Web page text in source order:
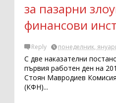
за пазарни
финансови
Reply понеделник,
С две наказателни
първия работен ден на
Стоян Мавродиев
(КФН)...